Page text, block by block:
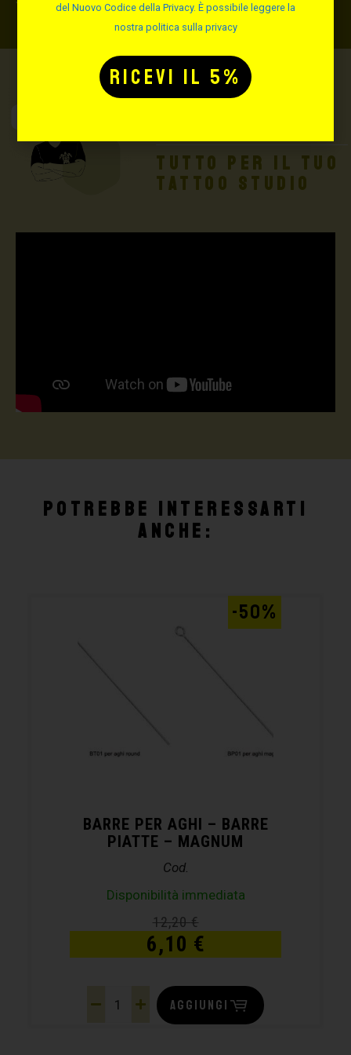
TUTTO PER IL TUO
TATTOO STUDIO
Potrebbe interessarti
anche:
BARRE PER AGHI – BARRE
PIATTE – MAGNUM
Cod.
Disponibilità immediata
12,20€
6,10 €
-50%
AGGIUNGI
del Nuovo Codice della Privacy. È possibile leggere la
nostra politica sulla privacy